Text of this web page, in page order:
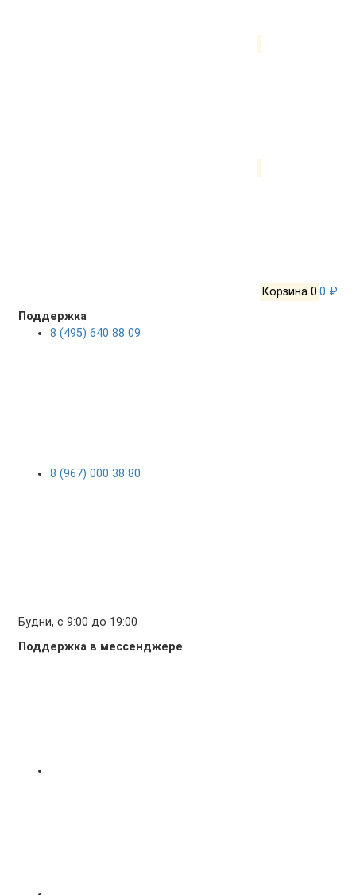
Корзина 0 0 ₽
Поддержка
8 (495) 640 88 09
8 (967) 000 38 80
Будни, с 9:00 до 19:00
Поддержка в мессенджере